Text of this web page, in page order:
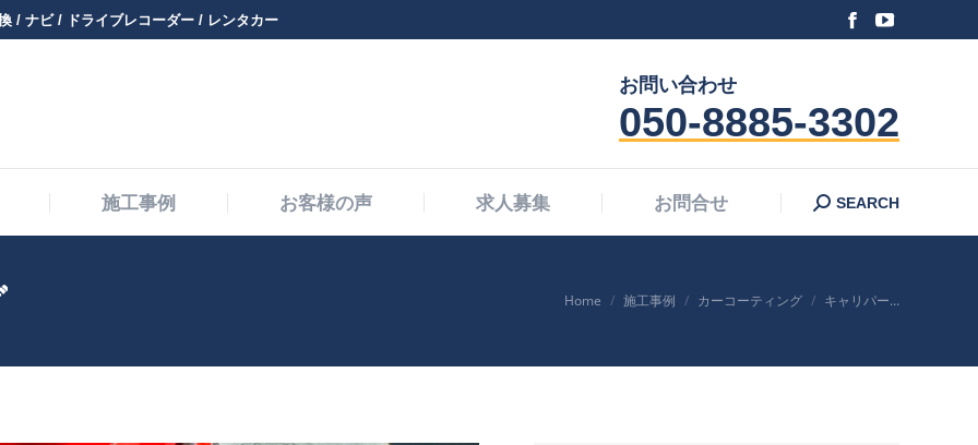
/ ナビ / ドライブレコーダー / レンタカー
Facebook
in
new
window
YouTube
in
new
window
お問い合わせ
050-8885-3302
施工事例 お客様の声 求人募集 お問合せ Search:
SEARCH
You are here:
Home 施工事例 カーコーティング キャリパー…